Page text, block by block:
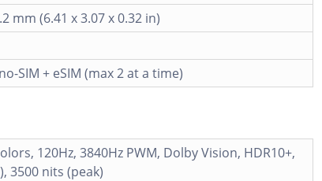
mm (6.41 x 3.07 x 0.32 in)
SIM + eSIM (max 2 at a time)
120Hz, 3840Hz PWM, Dolby Vision, HDR10+,
3500 nits (peak)